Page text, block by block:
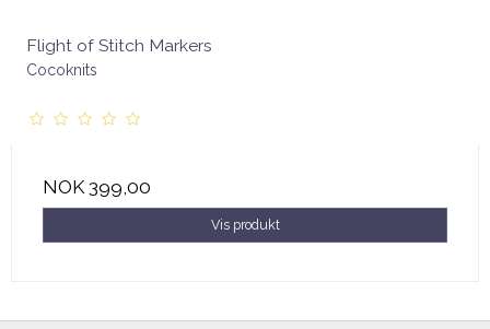
Flight of Stitch Markers
Cocoknits
NOK 399,00
Vis produkt